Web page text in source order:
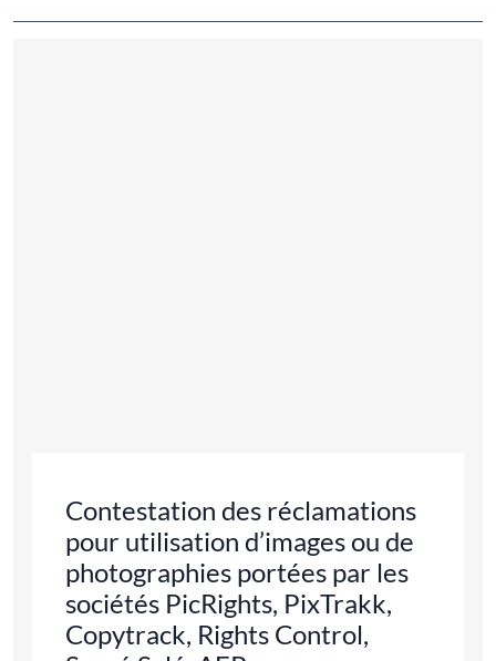
Contestation des réclamations
pour utilisation d’images ou de
photographies portées par les
sociétés PicRights, PixTrakk,
Copytrack, Rights Control,